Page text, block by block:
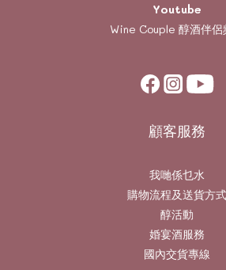
Youtube
Wine Couple 醇酒伴侶
顧客服務
我哋係乜水
購物流程及送貨方式
醇活動
婚宴酒服務
國內交貨專線